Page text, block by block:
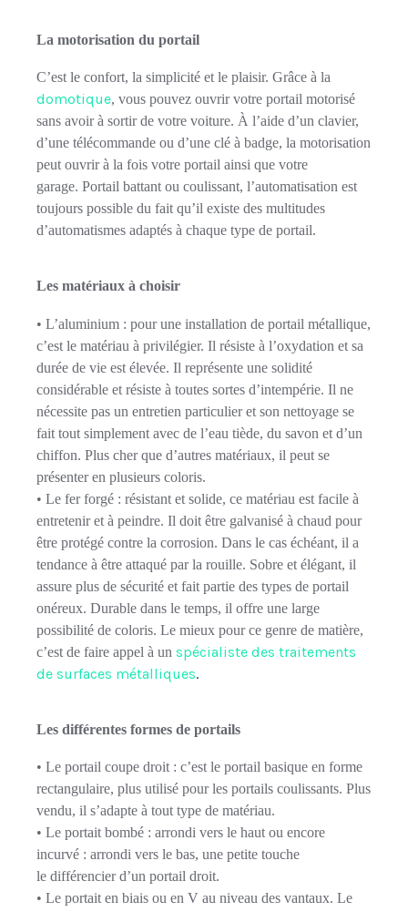
La motorisation du portail
C’est le confort, la simplicité et le plaisir. Grâce à la
domotique, vous pouvez ouvrirvotre portail motorisé
sans avoir à sortir de votre voiture. À l’aide d’un clavier,
d’une télécommande ou d’une clé à badge, la motorisation
peut ouvrir à la fois votre portail ainsi que votre
garage. Portail battant ou coulissant, l’automatisation est
toujours possible du fait qu’il existe des multitudes
d’automatismes adaptés à chaque type de portail.
Les matériaux à choisir
• L’aluminium : pour une installation de portail métallique,
c’est le matériau à privilégier. Il résiste à l’oxydation et sa
durée de vie est élevée. Il représente une solidité
considérable et résiste à toutes sortes d’intempérie. Il ne
nécessite pas un entretien particulier et son nettoyage se
fait tout simplement avec de l’eau tiède, du savon et d’un
chiffon. Plus cher que d’autres matériaux, il peut se
présenter en plusieurs coloris.
• Le fer forgé : résistant et solide, ce matériau est facile à
entretenir et à peindre. Il doit être galvanisé à chaud pour
être protégé contre la corrosion. Dans le cas échéant, il a
tendance à être attaqué par la rouille. Sobre et élégant, il
assure plus de sécurité et fait partie des types de portail
onéreux. Durable dans le temps, il offre une large
possibilité de coloris. Le mieux pour ce genre de matière,
c’est de faire appel à un spécialiste des traitements
de surfaces métalliques.
Les différentes formes de portails
• Le portail coupe droit : c’est le portail basique en forme
rectangulaire, plus utilisé pour les portails coulissants. Plus
vendu, il s’adapte à tout type de matériau.
• Le portait bombé : arrondi vers le haut ou encore
incurvé : arrondi vers le bas, une petite touche
le différencier d’un portail droit.
• Le portait en biais ou en V au niveau des vantaux. Le